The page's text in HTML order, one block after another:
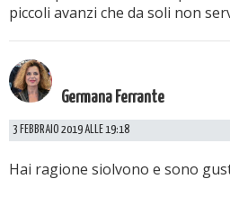
piccoli avanzi che da soli non
Germana Ferrante
3 FEBBRAIO 2019 ALLE 19:18
Hai ragione siolvono e sono